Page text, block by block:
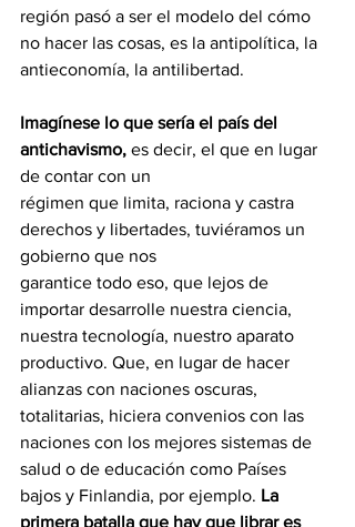
región pasó a ser el modelo del cómo
no hacer las cosas, es la antipolítica, la
antieconomía, la antilibertad.
Imagínese lo que sería el país del
antichavismo, es decir, el que en lugar
de contar con un
régimen que limita, raciona y castra
derechos y libertades, tuviéramos un
gobierno que nos
garantice todo eso, que lejos de
importar desarrolle nuestra ciencia,
nuestra tecnología, nuestro aparato
productivo. Que, en lugar de hacer
alianzas con naciones oscuras,
totalitarias, hiciera convenios con las
naciones con los mejores sistemas de
salud o de educación como Países
bajos y Finlandia, por ejemplo. La
primera batalla que hay que librar es